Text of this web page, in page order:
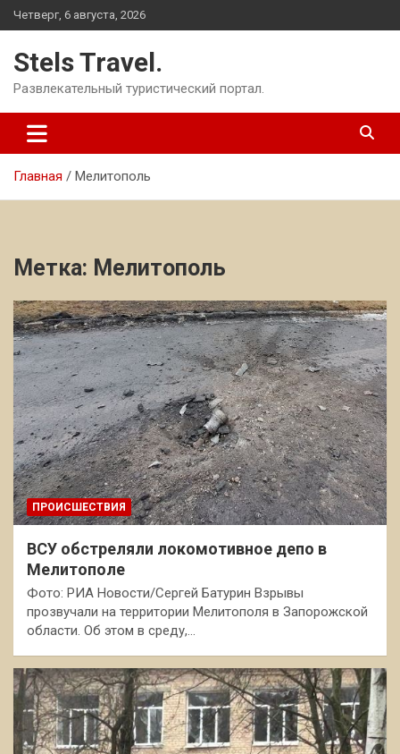
Перейти
к
Четверг, 6 августа, 2026
Stels Travel.
Развлекательный туристический портал.
Главная Мелитополь
Метка: Мелитополь
ПРОИСШЕСТВИЯ
ВСУ обстреляли локомотивное депо в
Мелитополе
Фото: РИА Новости/Сергей Батурин Взрывы
прозвучали на территории Мелитополя в Запорожской
области. Об этом в среду,…